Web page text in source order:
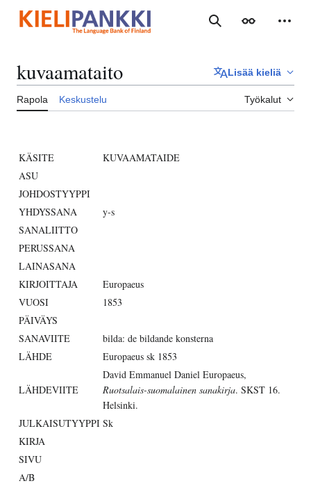
sisältöön
Haku Ulkoasu
kuvaamataito Lisää kieliä
Rapola Keskustelu Työkalut
KÄSITE
KUVAAMATAIDE
ASU
JOHDOSTYYPPI
YHDYSSANA
y-s
SANALIITTO
PERUSSANA
LAINASANA
KIRJOITTAJA
Europaeus
VUOSI
1853
PÄIVÄYS
SANAVIITE
bilda: de bildande konsterna
LÄHDE
Europaeus sk 1853
LÄHDEVIITE
David Emmanuel Daniel Europaeus,
Ruotsalais-suomalainen sanakirja. SKST 16.
Helsinki.
JULKAISUTYYPPI Sk
KIRJA
SIVU
A/B